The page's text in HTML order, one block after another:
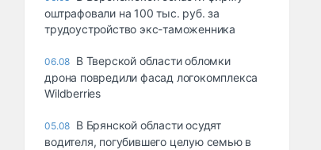
оштрафовали на 100 тыс. руб. за
трудоустройство экс-таможенника
06.08 В Тверской области обломки
дрона повредили фасад логокомплекса
Wildberries
05.08 В Брянской области осудят
водителя, погубившего целую семью в